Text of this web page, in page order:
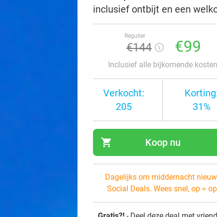
inclusief ontbijt en een
Regulier
€144 €99
Inclusief alle bijkomende kosten
Verkocht:
205
31%
shopping_cart Koop nu
Dagelijks om middernacht
Social Deals. Wees snel, op =